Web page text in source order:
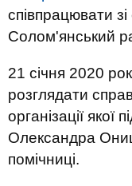
співпрацювати
Солом'янський
21 січня 2020
розглядати
організації якої
Олександра
помічниці.